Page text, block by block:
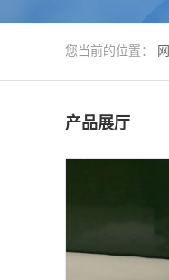
您当前的位置：
产品展厅